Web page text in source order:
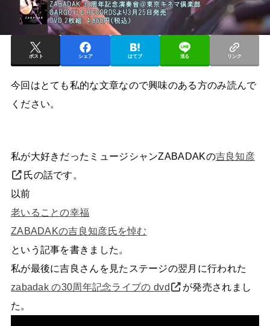
ポスト シェア はてブ 送る リンク
今回はとても私的な文章なので興味のある方のみ読んで
ください。
私が大好きだったミュージシャンZABADAKの吉良知彦
氏の話です。
以前
老いることの幸福
ZABADAKの吉良知彦氏を悼む
という記事を書きました。
私が最後に吉良さんを見たステージの翌月に行われた
zabadak の30周年記念ライブの dvd
が発売されまし
た。